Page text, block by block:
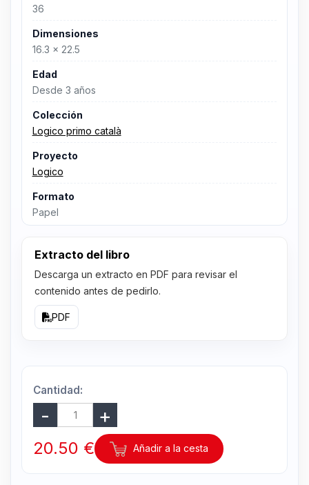
36
Dimensiones
16.3 x 22.5
Edad
Desde 3 años
Colección
Logico primo català
Proyecto
Logico
Formato
Papel
Extracto del libro
Descarga un extracto en PDF para revisar el
contenido antes de pedirlo.
PDF
Cantidad:
20.50 € Añadir a la cesta